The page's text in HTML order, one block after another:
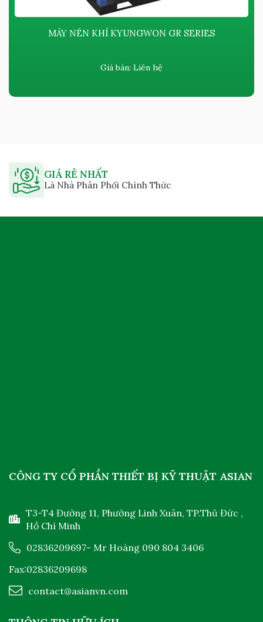
MÁY NÉN KHÍ KYUNGWON GR SERIES
Giá bán: Liên hệ
GIÁ RẺ NHẤT
Là Nhà Phân Phối Chính Thức
CÔNG TY CỔ PHẦN THIẾT BỊ KỸ THUẬT ASIAN
T3-T4 Đường 11, Phường Linh Xuân, TP.Thủ Đức ,
Hồ Chí Minh
02836209697- Mr Hoàng 090 804 3406
Fax:02836209698
contact@asianvn.com